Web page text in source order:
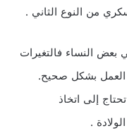
من النوع الثاني .
بعض النساء فالتغيرات
العمل بشكل صحيح.
إلى اتخاذ
.